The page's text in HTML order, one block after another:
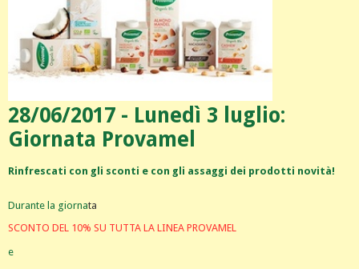
28/06/2017 - Lunedì 3 luglio:
Giornata Provamel
Rinfrescati con gli sconti e con gli assaggi dei prodotti novità!
Durante la giornata
SCONTO DEL 10% SU TUTTA LA LINEA PROVAMEL
e